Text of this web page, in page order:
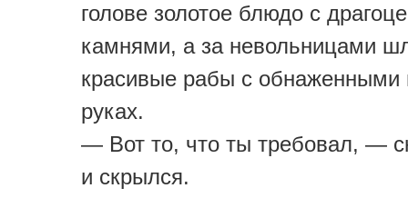
голове золотое блюдо с
камнями, а за невольницами
красивые рабы с
руках.
— Вот то, что ты требовал, —
и скрылся.